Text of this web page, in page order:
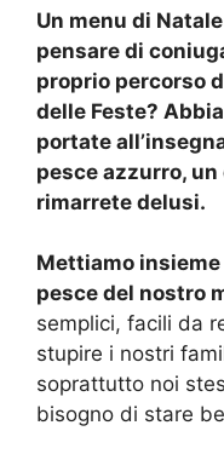
Un menu di
pensare di
proprio percorso
delle Feste?
portate
pesce azzurro,
rimarrete delusi.
Mettiamo
pesce del nostro
semplici, facili da
stupire i nostri
soprattutto noi
bisogno di stare